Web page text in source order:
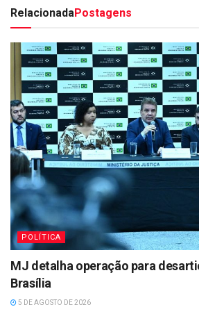
RelacionadaPostagens
POLÍTICA
MJ detalha operação para
Brasília
5 DE AGOSTO DE 2026